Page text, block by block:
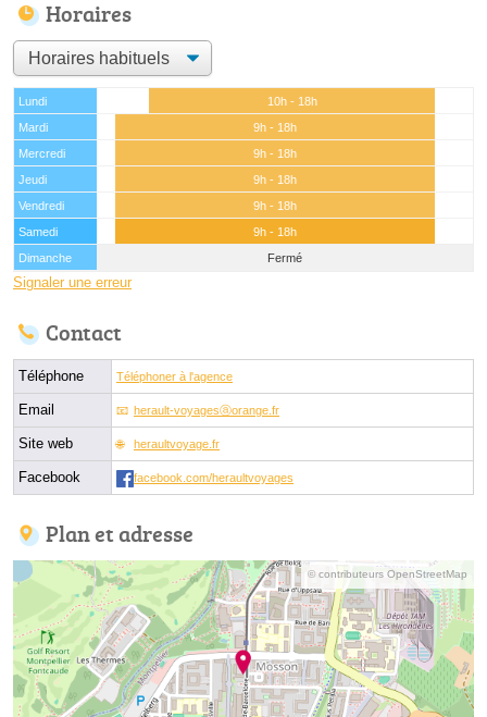
Horaires
Lundi
10h - 18h
Mardi
9h - 18h
Mercredi
9h - 18h
Jeudi
9h - 18h
Vendredi
9h - 18h
Samedi
9h - 18h
Dimanche
Fermé
Signaler une erreur
Contact
Téléphone Téléphoner à l'agence
Email herault-voyagesⓐorange.fr
Site web heraultvoyage.fr
Facebook facebook.com/heraultvoyages
Plan et adresse
© contributeurs OpenStreetMap